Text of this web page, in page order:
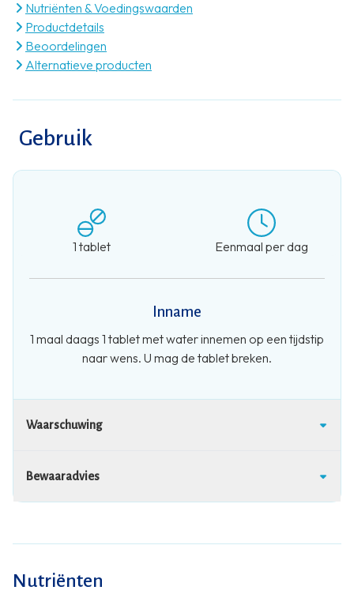
Nutriënten & Voedingswaarden
Productdetails
Beoordelingen
Alternatieve producten
Gebruik
1 tablet Eenmaal per dag
Inname
1 maal daags 1 tablet met water innemen op een tijdstip
naar wens. U mag de tablet breken.
Waarschuwing
Bewaaradvies
Nutriënten